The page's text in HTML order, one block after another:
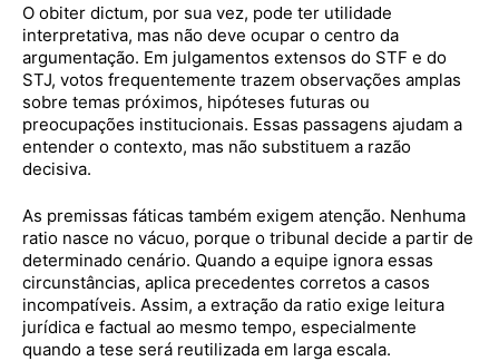
O obiter dictum, por sua vez, pode ter utilidade
interpretativa, mas não deve ocupar o centro da
argumentação. Em julgamentos extensos do STF e do
STJ, votos frequentemente trazem observações amplas
sobre temas próximos, hipóteses futuras ou
preocupações institucionais. Essas passagens ajudam a
entender o contexto, mas não substituem a razão
decisiva.
As premissas fáticas também exigem atenção. Nenhuma
ratio nasce no vácuo, porque o tribunal decide a partir de
determinado cenário. Quando a equipe ignora essas
circunstâncias, aplica precedentes corretos a casos
incompatíveis. Assim, a extração da ratio exige leitura
jurídica e factual ao mesmo tempo, especialmente
quando a tese será reutilizada em larga escala.